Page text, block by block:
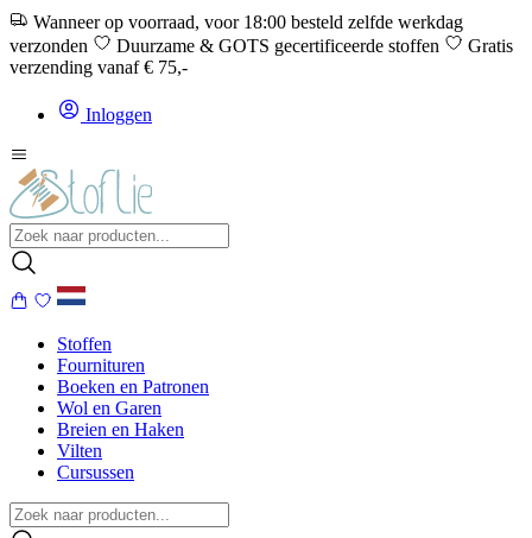
Wanneer op voorraad, voor 18:00 besteld zelfde werkdag
verzonden
Duurzame & GOTS gecertificeerde stoffen
Gratis
verzending vanaf € 75,-
Inloggen
Stoffen
Fournituren
Boeken en Patronen
Wol en Garen
Breien en Haken
Vilten
Cursussen